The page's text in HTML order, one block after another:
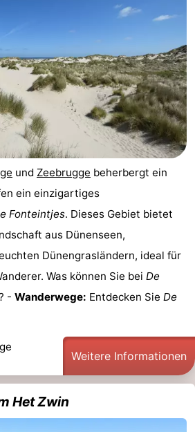
und Zeebrugge beherbergt ein
ein einzigartiges
Fonteintjes. Dieses Gebiet bietet
aus Dünenseen,
Dünengrasländern, ideal für
Was können Sie bei De
- Wanderwege: Entdecken Sie De
Weitere Informationen
Het Zwin